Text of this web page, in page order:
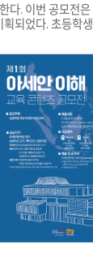
다. 이번 공모전
획되었다. 초등학
은 초등학생 대
트)로 초등생 수준
사 등을 통해 아
회원국(10개국)에
, 체험활동 등에
며 아세안 이해
총 610만 원의 상
교사 및 일반 시민
이지